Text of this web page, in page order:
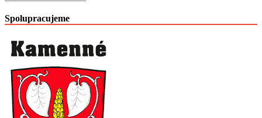
po
měsících
Spolupracujeme